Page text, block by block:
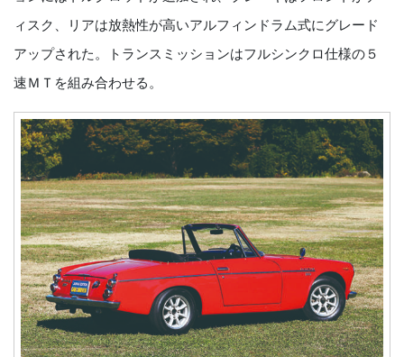
ィスク、リアは放熱性が高いアルフィンドラム式にグレード
アップされた。トランスミッションはフルシンクロ仕様の５
速ＭＴを組み合わせる。